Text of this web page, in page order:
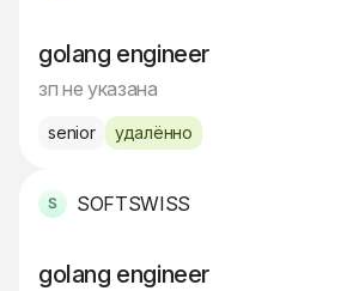
golang engineer
зп не указана
senior удалённо
SOFTSWISS
golang engineer